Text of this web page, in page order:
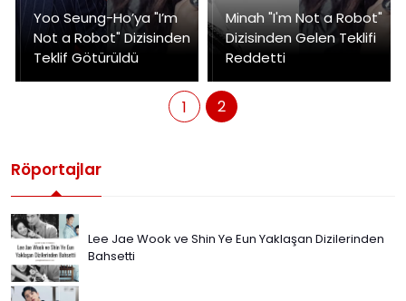
Yoo Seung-Ho’ya "I’m
Not a Robot" Dizisinden
Teklif Götürüldü
Minah "I'm Not a Robot"
Dizisinden Gelen Teklifi
Reddetti
1 2
Röportajlar
Lee Jae Wook ve Shin Ye Eun Yaklaşan Dizilerinden
Bahsetti